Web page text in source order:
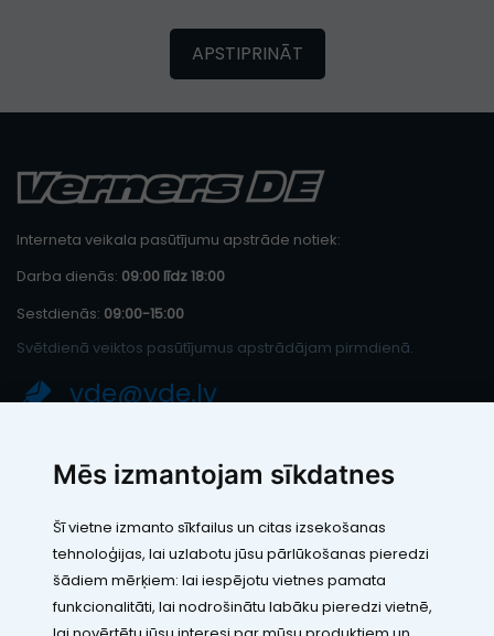
Mēs izmantojam sīkdatnes
Šī vietne izmanto sīkfailus un citas izsekošanas
tehnoloģijas, lai uzlabotu jūsu pārlūkošanas pieredzi
šādiem mērķiem: lai iespējotu vietnes pamata
funkcionalitāti, lai nodrošinātu labāku pieredzi vietnē,
APSTIPRINĀT
Interneta veikala pasūtījumu apstrāde notiek:
Darba dienās: 09:00 līdz 18:00
Sestdienās: 09:00-15:00
Svētdienā veiktos pasūtījumus apstrādājam pirmdienā.
vde@vde.lv
SIA "LEIC TH"
Reģ. Nr.: 40103394280
Juridiskā adrese: Rāmuļu iela 33, Rīga, LV-1005
Banka: Paysera LT, UAB
SWIFT: EVIULT21
Konts: LT123500010005426773
Kontakti